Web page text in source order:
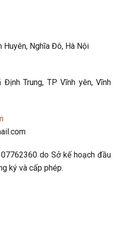
Huyên, Nghĩa Đô, Hà Nội
Trung, TP Vĩnh yên, Vĩnh
do Sở kế hoạch đầu
ký và cấp phép.